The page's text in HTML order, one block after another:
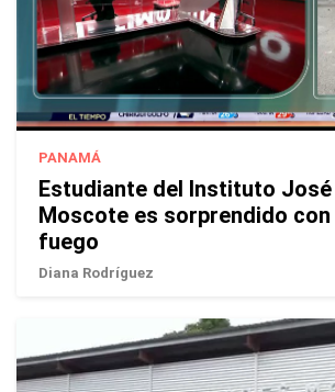
PANAMÁ
Estudiante del Instituto
Moscote es sorprendido con
fuego
Diana Rodríguez